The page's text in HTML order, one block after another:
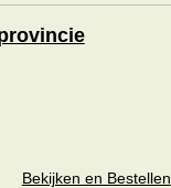
Bekijken en Bestellen